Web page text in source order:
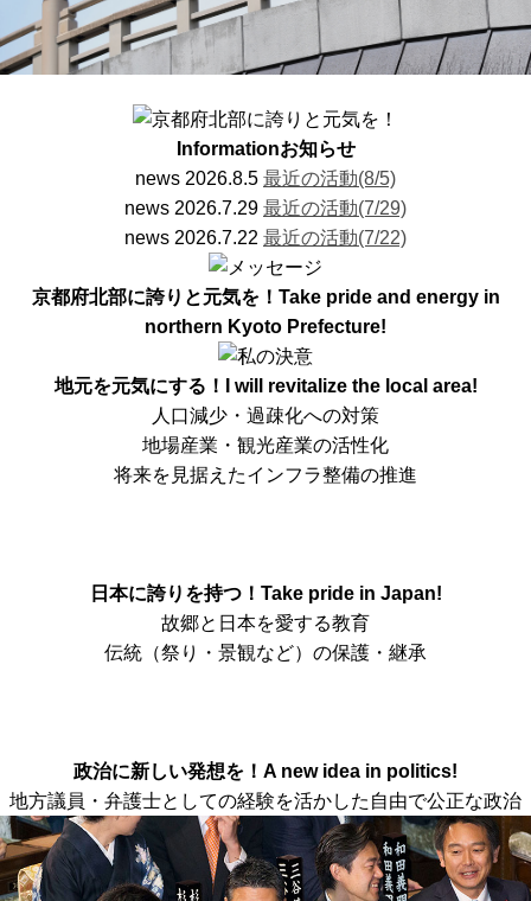
Informationお知らせ
news 2026.8.5 最近の活動(8/5)
news 2026.7.29 最近の活動(7/29)
news 2026.7.22 最近の活動(7/22)
京都府北部に誇りと元気を！ Take pride and energy in
northern Kyoto Prefecture!
地元を元気にする！
I will revitalize the local area!
人口減少・過疎化への対策
地場産業・観光産業の活性化
将来を見据えたインフラ整備の推進
日本に誇りを持つ！ Take pride in Japan!
故郷と日本を愛する教育
伝統（祭り・景観など）の保護・継承
政治に新しい発想を！ A new idea in politics!
地方議員・弁護士としての経験を活かした自由で公正な政治